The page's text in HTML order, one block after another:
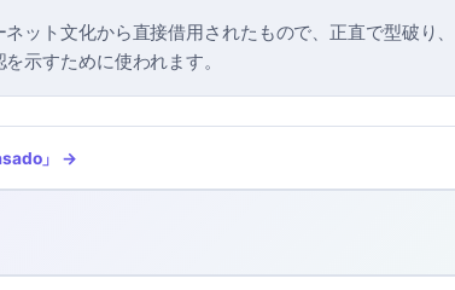
ット文化から直接借用されたもので、正直で型破り
示すために使われます。
」 →